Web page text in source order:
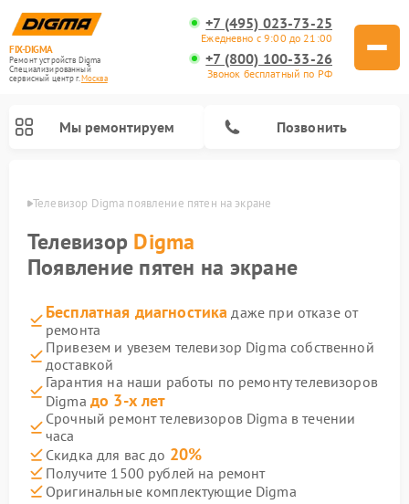
FIX-DIGMA
Ремонт устройств Digma
Специализированный
cервисный центр г.Москва
+7 (495) 023-73-25
Ежедневно с 9:00 до 21:00
+7 (800) 100-33-26
Звонок бесплатный по РФ
Мы ремонтируем Позвонить
Телевизор Digma появление пятен на экране
Телевизор Digma
Появление пятен на экране
Бесплатная диагностика даже при отказе от
ремонта
Привезем и увезем телевизор Digma собственной
доставкой
Гарантия на наши работы по ремонту телевизоров
Digma до 3-х лет
Срочный ремонт телевизоров Digma в течении
часа
Скидка для вас до 20%
Получите 1500 рублей на ремонт
Оригинальные комплектующие Digma